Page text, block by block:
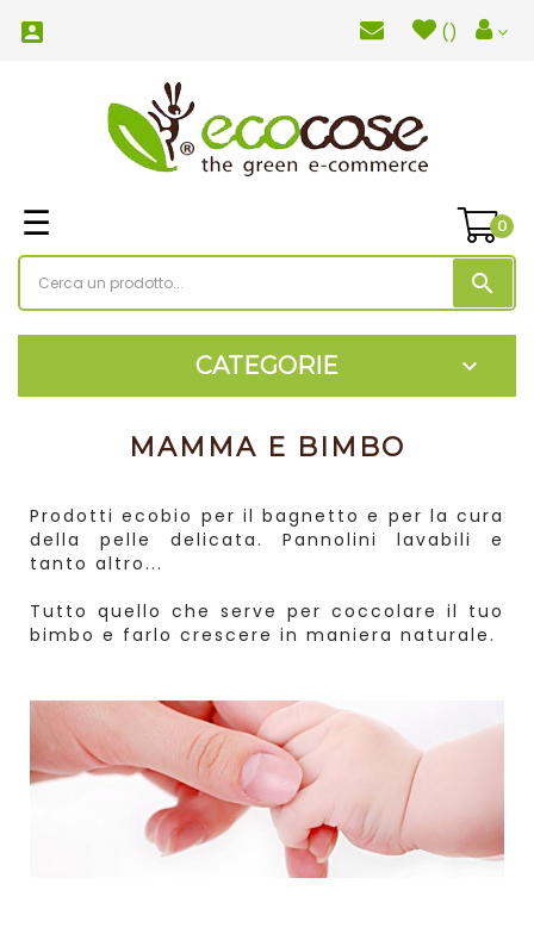
 ()
search
0
navigazione
Toggle
☰
CATEGORIE 
MAMMA E BIMBO
Prodotti ecobio per il bagnetto e per la cura
della pelle delicata. Pannolini lavabili e
tanto altro...
Tutto quello che serve per coccolare il tuo
bimbo e farlo crescere in maniera naturale.